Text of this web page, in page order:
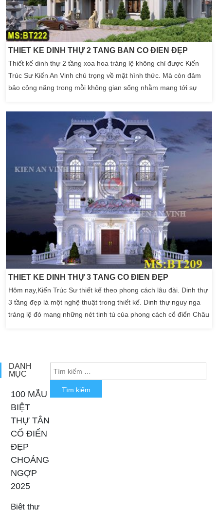
THIẾT KẾ DINH THỰ 2 TẦNG BÁN CỔ ĐIỂN ĐẸP
Thiết kế dinh thự 2 tầng xoa hoa tráng lệ không chỉ được Kiến
Trúc Sư Kiến An Vinh chú trọng về mặt hình thức. Mà còn đảm
bảo công năng trong mỗi không gian sống nhằm mang tới sự
bật nhất trong thiết kế kiến trúc biệt thự 2 tầng bán cổ điển. Theo
hướng của lâu đài dinh thự 2 tầng ở […]
THIẾT KẾ DINH THỰ 3 TẦNG CỔ ĐIỂN ĐẸP
Hôm nay,Kiến Trúc Sư thiết kế theo phong cách lâu đài. Dinh thự
3 tầng đẹp là một nghệ thuật trong thiết kế. Dinh thự nguy nga
tráng lệ đó mang những nét tinh tú của phong cách cổ điển Châu
DANH
MỤC
100 MẪU
BIỆT
THỰ TÂN
CỔ ĐIỂN
ĐẸP
CHOÁNG
NGỢP
2025
Biệt thự